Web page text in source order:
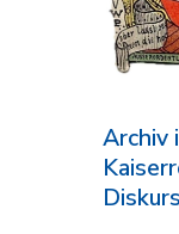
Archiv